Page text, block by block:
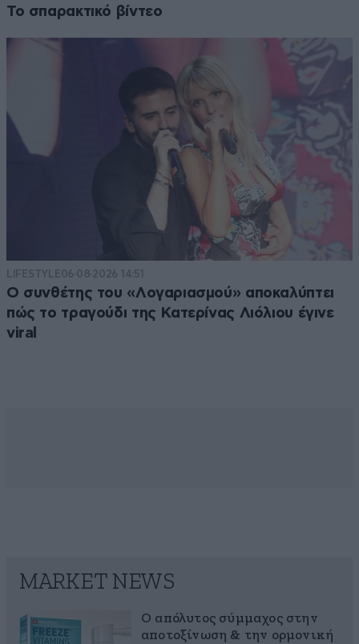
Το σπαρακτικό βίντεο
LIFESTYLE06·08·2026 14:51
Ο συνθέτης του «Λογαριασμού» αποκαλύπτει
πώς το τραγούδι της Κατερίνας Λιόλιου έγινε
viral
MARKET NEWS
Ο απόλυτος σύμμαχος στην
αποτοξίνωση & την ορμονική